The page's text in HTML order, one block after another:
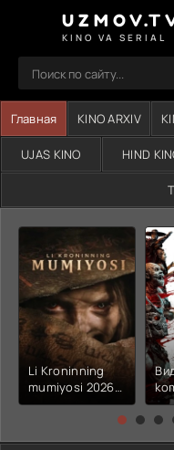
KINO VA SERIAL
Главная KINO ARXIV
UJAS KINO HIND
Li Kroninning
mumiyosi 2026
(uzbek tilida
kino) tarjima HD